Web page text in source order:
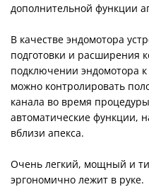
дополнительной функции
В качестве эндомотора
подготовки и расширения
подключении эндомотора
можно контролировать
канала во время
автоматические функции,
вблизи апекса.
Очень легкий, мощный и
эргономично лежит в руке.